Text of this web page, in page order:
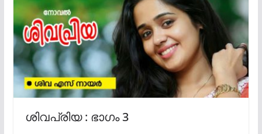
ശിവപ്രിയ : ഭാഗം 3